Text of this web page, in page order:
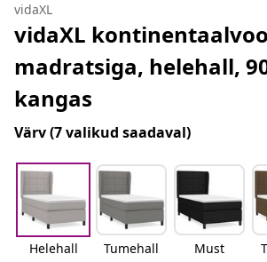
vidaXL
vidaXL
madratsiga, helehall,
kangas
Värv(7 valikud saadaval)
Helehall Tumehall Must